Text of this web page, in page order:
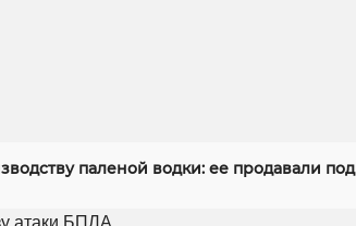
паленой водки: ее продавали под